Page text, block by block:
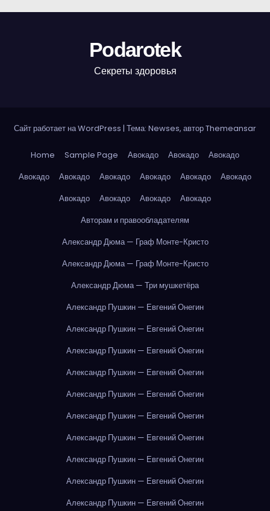
Podarotek
Секреты здоровья
Сайт работает на WordPress | Тема: Newses, авторThemeansar
Home Sample Page Авокадо Авокадо
Авокадо
Авокадо
Авокадо Авокадо Авокадо Авокадо
Авокадо
Авокадо
Авокадо Авокадо
Авокадо
Авторам и правообладателям
Александр Дюма — Граф Монте-Кристо
Александр Дюма — Граф Монте-Кристо
Александр Дюма — Три мушкетёра
Александр Пушкин — Евгений Онегин
Александр Пушкин — Евгений Онегин
Александр Пушкин — Евгений Онегин
Александр Пушкин — Евгений Онегин
Александр Пушкин — Евгений Онегин
Александр Пушкин — Евгений Онегин
Александр Пушкин — Евгений Онегин
Александр Пушкин — Евгений Онегин
Александр Пушкин — Евгений Онегин
Александр Пушкин — Евгений Онегин